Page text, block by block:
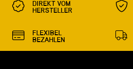
DIREKT VOM
HERSTELLER
FLEXIBEL
BEZAHLEN